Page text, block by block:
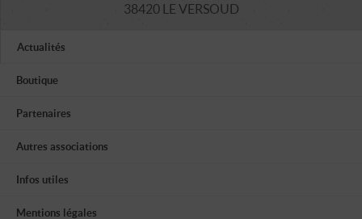
38420 LE VERSOUD
Actualités
Boutique
Partenaires
Autres associations
Infos utiles
Mentions légales